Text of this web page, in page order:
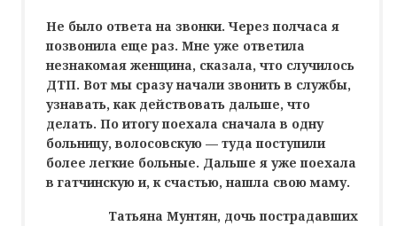
Не было ответа на звонки. Через полчаса я
позвонила еще раз. Мне уже ответила
незнакомая женщина, сказала, что случилось
ДТП. Вот мы сразу начали звонить в службы,
узнавать, как действовать дальше, что
делать. По итогу поехала сначала в одну
больницу, волосовскую — туда поступили
более легкие больные. Дальше я уже поехала
в гатчинскую и, к счастью, нашла свою маму.
Татьяна Мунтян, дочь пострадавших